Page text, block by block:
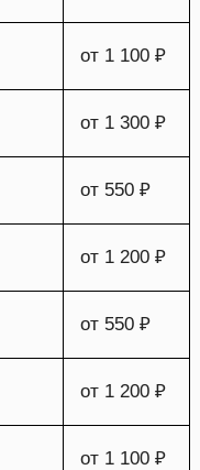
от 1 100 ₽
от 1 300 ₽
от 550 ₽
от 1 200 ₽
от 550 ₽
от 1 200 ₽
от 1 100 ₽